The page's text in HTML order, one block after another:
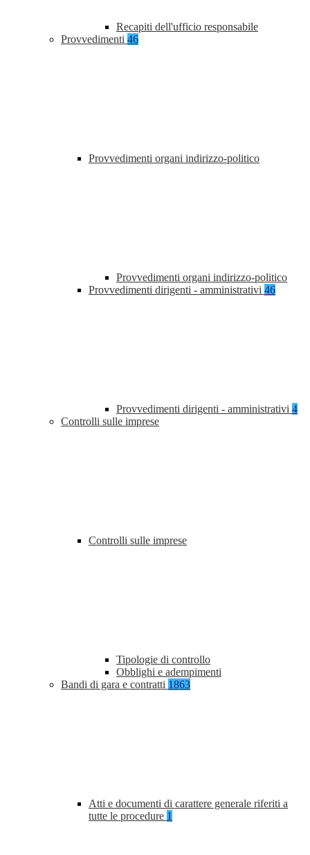
Recapiti dell'ufficio responsabile
Provvedimenti 46
Provvedimenti organi indirizzo-politico
Provvedimenti organi indirizzo-politico
Provvedimenti dirigenti - amministrativi 46
Provvedimenti dirigenti - amministrativi 4
Controlli sulle imprese
Controlli sulle imprese
Tipologie di controllo
Obblighi e adempimenti
Bandi di gara e contratti 1863
Atti e documenti di carattere generale riferiti a
tutte le procedure 1